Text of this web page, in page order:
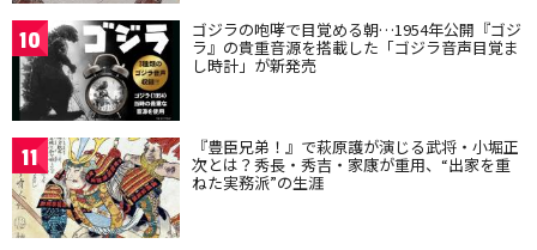
10 ゴジラの咆哮で目覚める朝…1954年公開『ゴジ
ラ』の貴重音源を搭載した「ゴジラ音声目覚ま
し時計」が新発売
11 『豊臣兄弟！』で萩原護が演じる武将・小堀正
次とは？秀長・秀吉・家康が重用、“出家を重
ねた実務派”の生涯